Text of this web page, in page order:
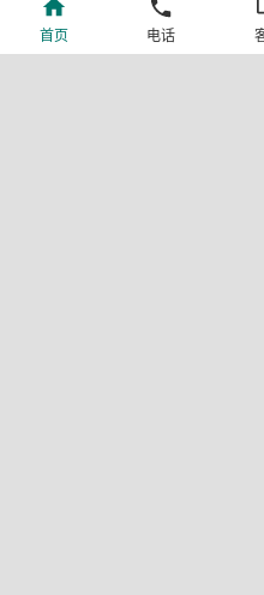
区服务生产
地面积18.36
首页 电话